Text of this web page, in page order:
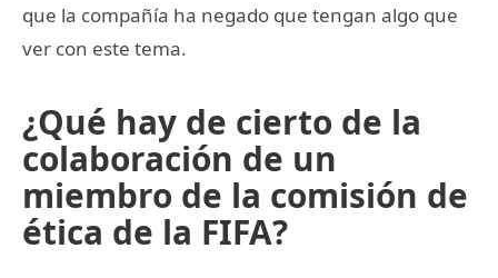
que la compañía ha negado que tengan algo que
ver con este tema.
¿Qué hay de cierto de la
colaboración de un
miembro de la comisión de
ética de la FIFA?